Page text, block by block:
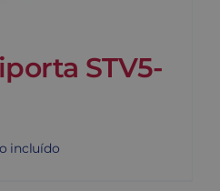
STV5-
incluído